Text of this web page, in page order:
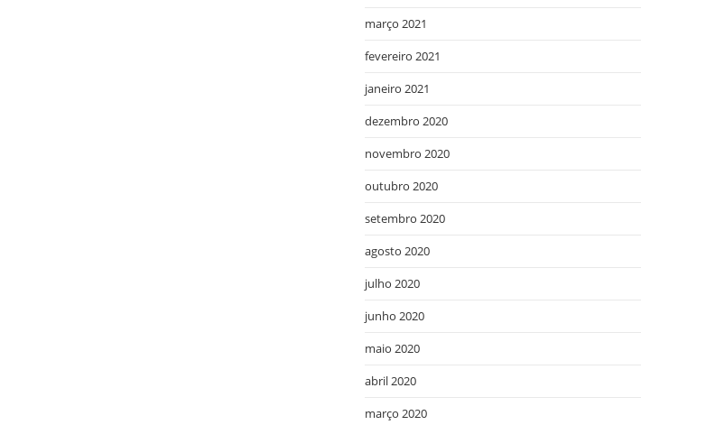
março 2021
fevereiro 2021
janeiro 2021
dezembro 2020
novembro 2020
outubro 2020
setembro 2020
agosto 2020
julho 2020
junho 2020
maio 2020
abril 2020
março 2020